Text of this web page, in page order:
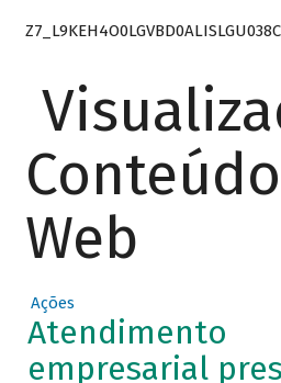
Web
Ações
Atendimento
empresarial